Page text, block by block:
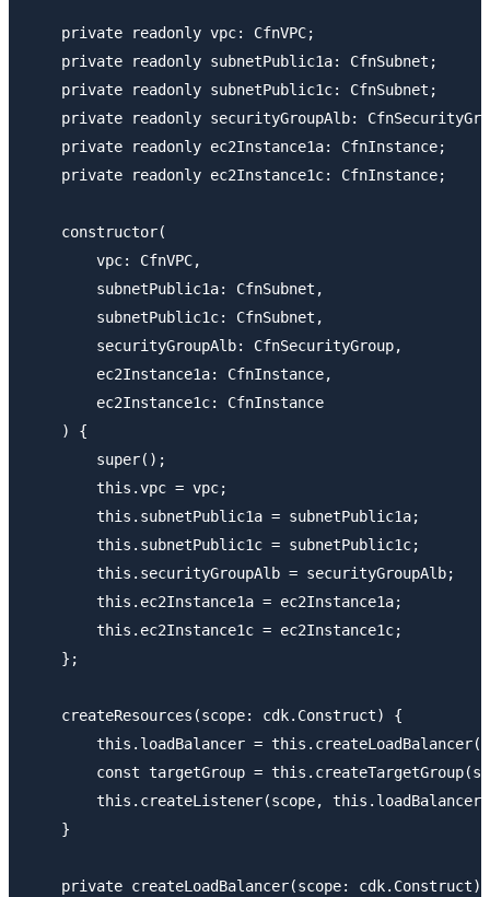
    private readonly vpc: CfnVPC;
    private readonly subnetPublic1a: CfnSubnet;
    private readonly subnetPublic1c: CfnSubnet;
private readonly securityGroupAlb:
    private readonly ec2Instance1a: CfnInstance;
    private readonly ec2Instance1c: CfnInstance;
    constructor(
        vpc: CfnVPC,
        subnetPublic1a: CfnSubnet,
        subnetPublic1c: CfnSubnet,
        securityGroupAlb: CfnSecurityGroup,
        ec2Instance1a: CfnInstance,
        ec2Instance1c: CfnInstance
    ) {
        super();
        this.vpc = vpc;
        this.subnetPublic1a = subnetPublic1a;
        this.subnetPublic1c = subnetPublic1c;
        this.securityGroupAlb = securityGroupAlb;
        this.ec2Instance1a = ec2Instance1a;
        this.ec2Instance1c = ec2Instance1c;
    };
    createResources(scope: cdk.Construct) {
this.loadBalancer =
const targetGroup =
this.createListener(scope,
    }
private createLoadBalancer(scope: